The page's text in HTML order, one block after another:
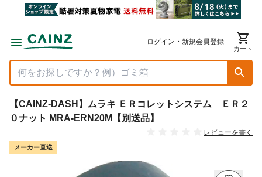
ログイン・新規会員登録
カート
【CAINZ-DASH】ムラキ ＥＲコレットシステム ＥＲ２
０ナット MRA-ERN20M【別送品】
レビューを書く
メーカー直送